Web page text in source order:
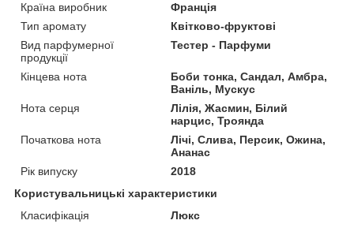
Країна виробник
Франція
Тип аромату
Квітково-фруктові
Вид парфумерної
продукції
Тестер - Парфуми
Кінцева нота
Боби тонка, Сандал, Амбра,
Ваніль, Мускус
Нота серця
Лілія, Жасмин, Білий
нарцис, Троянда
Початкова нота
Лічі, Слива, Персик, Ожина,
Ананас
Рік випуску
2018
Користувальницькі характеристики
Класифікація
Люкс